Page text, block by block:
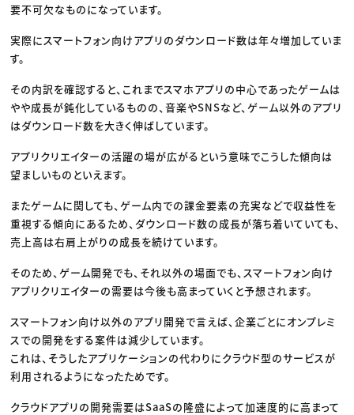
要不可欠なものになっています。
実際にスマートフォン向けアプリのダウンロード数は年々増加していま
す。
その内訳を確認すると、これまでスマホアプリの中心であったゲームは
やや成長が鈍化しているものの、音楽やSNSなど、ゲーム以外のアプリ
はダウンロード数を大きく伸ばしています。
アプリクリエイターの活躍の場が広がるという意味でこうした傾向は
望ましいものといえます。
またゲームに関しても、ゲーム内での課金要素の充実などで収益性を
重視する傾向にあるため、ダウンロード数の成長が落ち着いていても、
売上高は右肩上がりの成長を続けています。
そのため、ゲーム開発でも、それ以外の場面でも、スマートフォン向け
アプリクリエイターの需要は今後も高まっていくと予想されます。
スマートフォン向け以外のアプリ開発で言えば、企業ごとにオンプレミ
スでの開発をする案件は減少しています。
これは、そうしたアプリケーションの代わりにクラウド型のサービスが
利用されるようになったためです。
クラウドアプリの開発需要はSaaSの隆盛によって加速度的に高まって